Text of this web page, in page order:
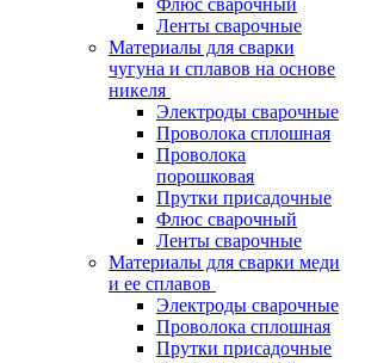
Флюс сварочный
Ленты сварочные
Материалы для сварки
чугуна и сплавов на основе
никеля
Электроды сварочные
Проволока сплошная
Проволока
порошковая
Прутки присадочные
Флюс сварочный
Ленты сварочные
Материалы для сварки меди
и ее сплавов
Электроды сварочные
Проволока сплошная
Прутки присадочные